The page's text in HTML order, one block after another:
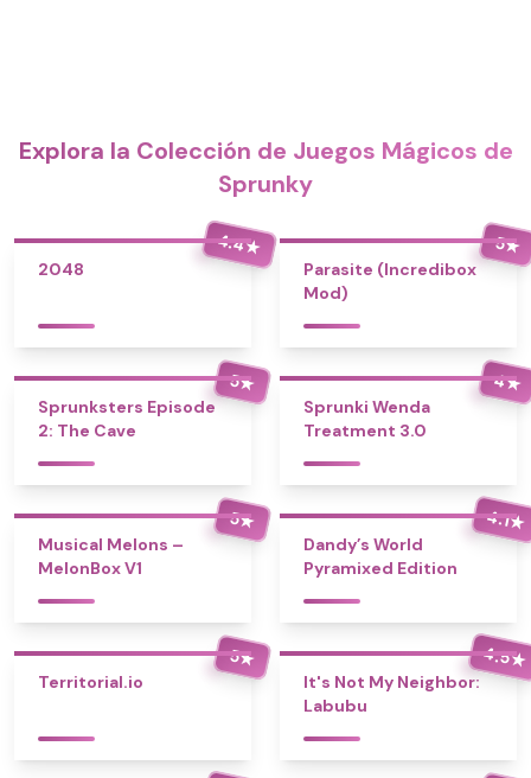
Explora la Colección de Juegos Mágicos de
Sprunky
4.4★
2048
5★
Parasite (Incredibox
Mod)
5★
Sprunksters Episode
2: The Cave
4★
Sprunki Wenda
Treatment 3.0
5★
Musical Melons –
MelonBox V1
4.1★
Dandy’s World
Pyramixed Edition
5★
Territorial.io
4.5★
It's Not My Neighbor:
Labubu